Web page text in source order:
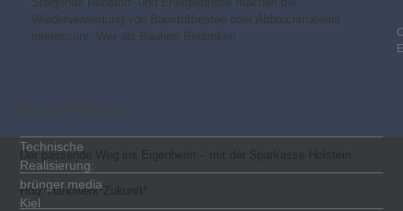
Wiederverwertung von Baustoffresten oder Abbruchmaterial
interessant. Wer als Bauherr Bedenken…
Der passende Weg ins Eigenheim – mit der Sparkasse Holstein
Holz*Handwerk*Zukunft*
Technische
Realisierung:
brünger.media
Kiel